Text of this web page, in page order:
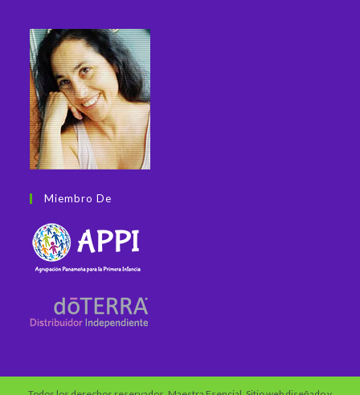
Miembro De